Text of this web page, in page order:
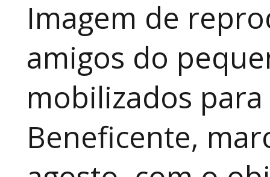
Imagem de
amigos do
mobilizados
Beneficente,